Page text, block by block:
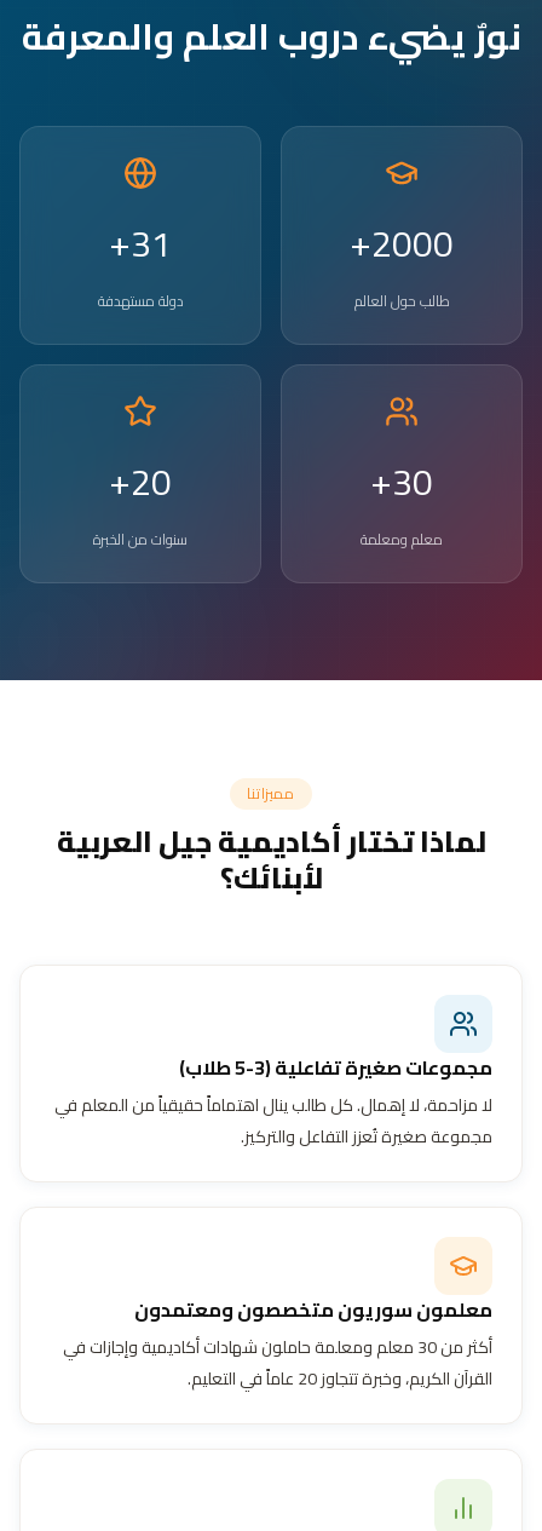
نورٌ يضيء دروب العلم والمعرفة
2000+
طالب حول العالم
31+
دولة مستهدفة
30+
معلم ومعلمة
20+
سنوات من الخبرة
مميزاتنا
لماذا تختار أكاديمية جيل العربية
لأبنائك؟
مجموعات صغيرة تفاعلية (3-5 طلاب)
لا مزاحمة، لا إهمال. كل طالب ينال اهتماماً حقيقياً من المعلم في
مجموعة صغيرة تُعزز التفاعل والتركيز.
معلمون سوريون متخصصون ومعتمدون
أكثر من 30 معلم ومعلمة حاملون شهادات أكاديمية وإجازات في
القرآن الكريم، وخبرة تتجاوز 20 عاماً في التعليم.